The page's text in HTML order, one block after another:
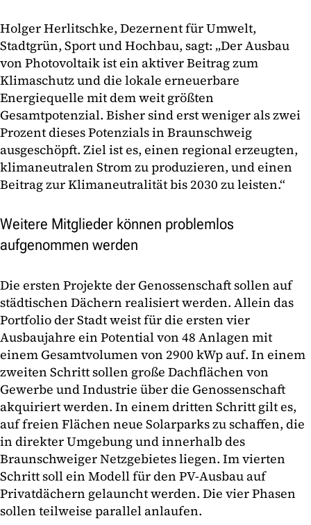
Holger Herlitschke, Dezernent für Umwelt,
Stadtgrün, Sport und Hochbau, sagt: „Der Ausbau
von Photovoltaik ist ein aktiver Beitrag zum
Klimaschutz und die lokale erneuerbare
Energiequelle mit dem weit größten
Gesamtpotenzial. Bisher sind erst weniger als zwei
Prozent dieses Potenzials in Braunschweig
ausgeschöpft. Ziel ist es, einen regional erzeugten,
klimaneutralen Strom zu produzieren, und einen
Beitrag zur Klimaneutralität bis 2030 zu leisten.“
Weitere Mitglieder können problemlos
aufgenommen werden
Die ersten Projekte der Genossenschaft sollen auf
städtischen Dächern realisiert werden. Allein das
Portfolio der Stadt weist für die ersten vier
Ausbaujahre ein Potential von 48 Anlagen mit
einem Gesamtvolumen von 2900 kWp auf. In einem
zweiten Schritt sollen große Dachflächen von
Gewerbe und Industrie über die Genossenschaft
akquiriert werden. In einem dritten Schritt gilt es,
auf freien Flächen neue Solarparks zu schaffen, die
in direkter Umgebung und innerhalb des
Braunschweiger Netzgebietes liegen. Im vierten
Schritt soll ein Modell für den PV-Ausbau auf
Privatdächern gelauncht werden. Die vier Phasen
sollen teilweise parallel anlaufen.